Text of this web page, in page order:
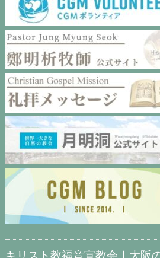
キリスト教福音宣教会｜大阪